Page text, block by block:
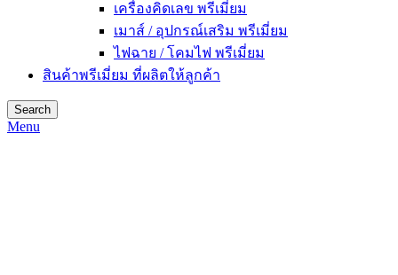
เครื่องคิดเลข พรีเมี่ยม
เมาส์ / อุปกรณ์เสริม พรีเมี่ยม
ไฟฉาย / โคมไฟ พรีเมี่ยม
สินค้าพรีเมี่ยม ที่ผลิตให้ลูกค้า
Search
Menu